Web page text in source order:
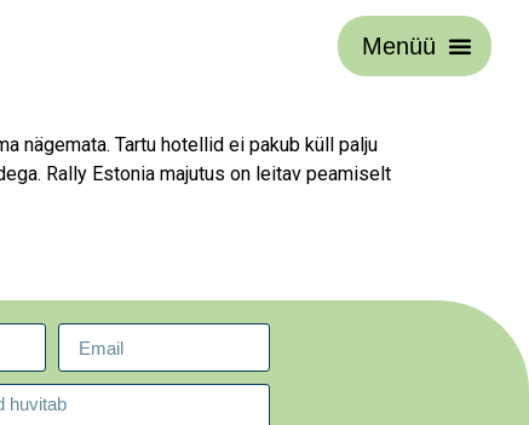
Menüü
nägemata. Tartu hotellid ei pakub küll palju
Rally Estonia majutus on leitav peamiselt